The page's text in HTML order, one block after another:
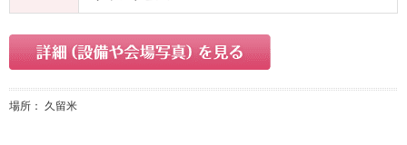
場所： 久留米